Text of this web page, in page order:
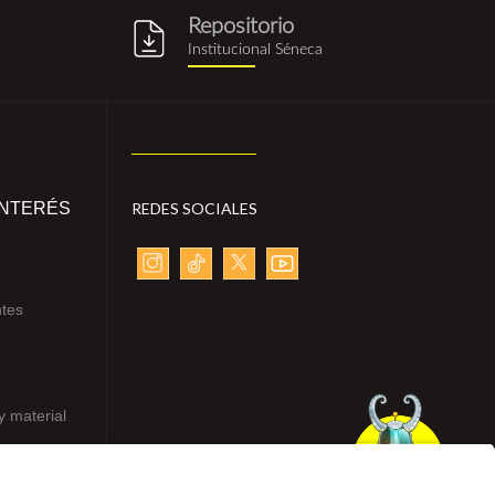
Repositorio
Institucional Séneca
material
REDES SOCIALES